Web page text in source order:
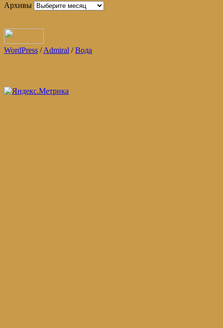
Архивы
WordPress /Admiral /Вода